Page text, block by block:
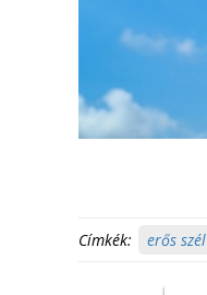
Címkék: erős szél